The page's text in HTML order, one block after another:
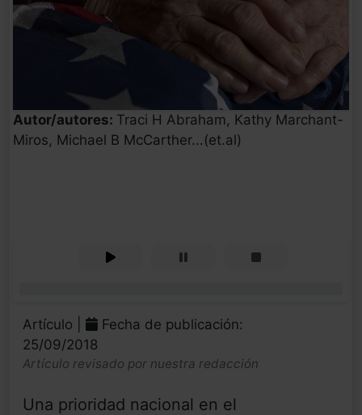
Autor/autores: Traci H Abraham, Kathy Marchant-
Miros, Michael B McCarther...(et.al)
Artículo |
Fecha de publicación:
25/09/2018
Artículo revisado por nuestra redacción
Una prioridad nacional en el